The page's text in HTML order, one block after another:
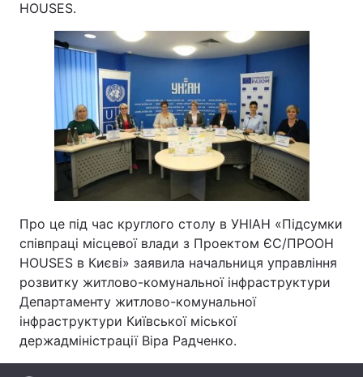
Лонгріди
Відео з Youtube Статті
Інтерв'ю Думки
Вакансії
Контакти
Послуги
HOUSES.
Про це під час круглого столу в УНІАН «Підсумки
співпраці місцевої влади з Проектом ЄС/ПРООН
HOUSES в Києві» заявила начальниця управління
розвитку житлово-комунальної інфраструктури
Департаменту житлово-комунальної
інфраструктури Київської міської
держадміністрації Віра Радченко.